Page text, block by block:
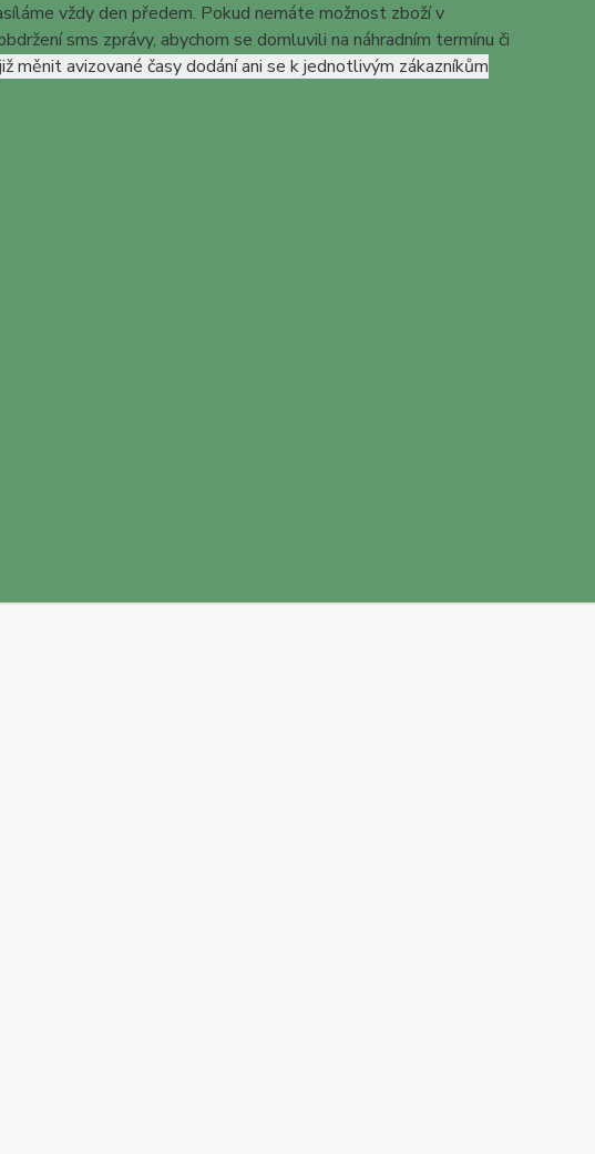
vždy den předem. Pokud nemáte možnost zboží v
sms zprávy, abychom se domluvili na náhradním termínu či
měnit avizované časy dodání ani se k jednotlivým zákazníkům